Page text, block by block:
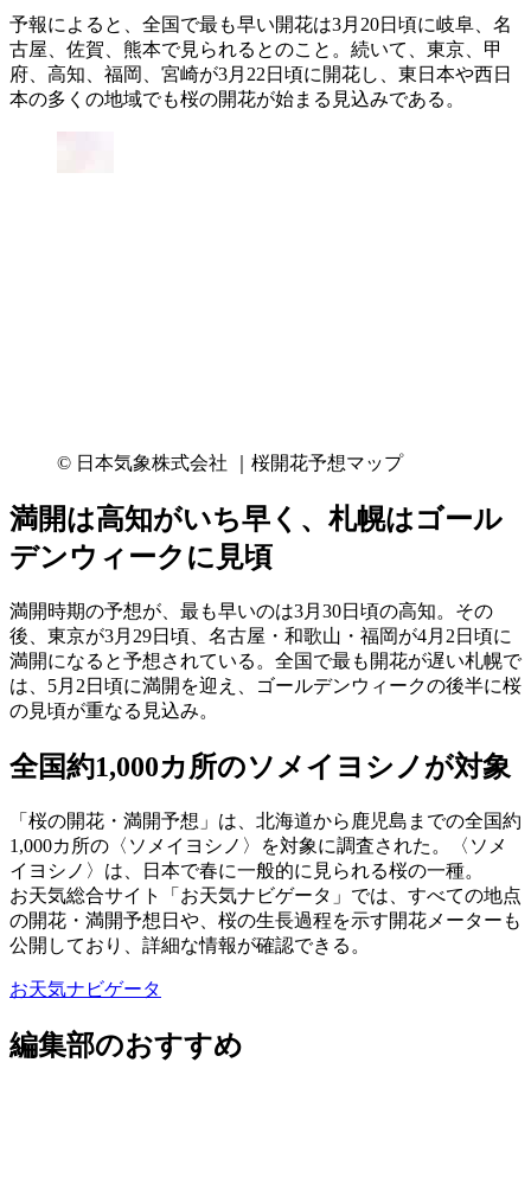
予報によると、全国で最も早い開花は3月20日頃に岐阜、名
古屋、佐賀、熊本で見られるとのこと。続いて、東京、甲
府、高知、福岡、宮崎が3月22日頃に開花し、東日本や西日
本の多くの地域でも桜の開花が始まる見込みである。
© 日本気象株式会社 ｜桜開花予想マップ
満開は高知がいち早く、札幌はゴール
デンウィークに見頃
満開時期の予想が、最も早いのは3月30日頃の高知。その
後、東京が3月29日頃、名古屋・和歌山・福岡が4月2日頃に
満開になると予想されている。全国で最も開花が遅い札幌で
は、5月2日頃に満開を迎え、ゴールデンウィークの後半に桜
の見頃が重なる見込み。
全国約1,000カ所のソメイヨシノが対象
「桜の開花・満開予想」は、北海道から鹿児島までの全国約
1,000カ所の〈ソメイヨシノ〉を対象に調査された。〈ソメ
イヨシノ〉は、日本で春に一般的に見られる桜の一種。
お天気総合サイト「お天気ナビゲータ」では、すべての地点
の開花・満開予想日や、桜の生長過程を示す開花メーターも
公開しており、詳細な情報が確認できる。
お天気ナビゲータ
編集部のおすすめ